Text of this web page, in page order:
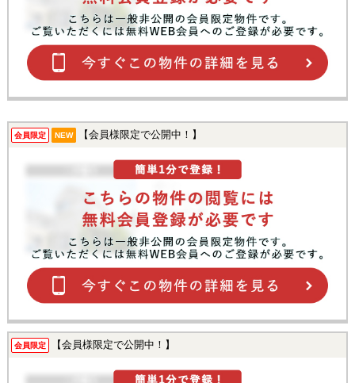
会員限定 NEW 【会員様限定で公開中！】
会員限定 【会員様限定で公開中！】